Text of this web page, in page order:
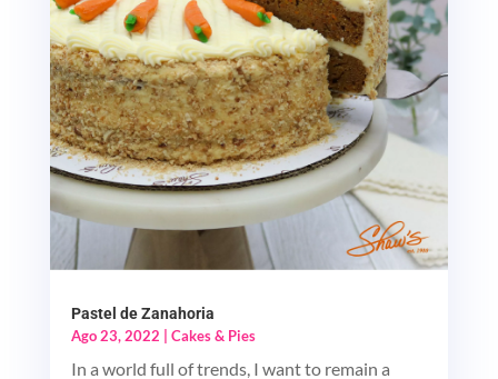
Pastel de Zanahoria
Ago 23, 2022
Cakes & Pies
In a world full of trends, I want to remain a